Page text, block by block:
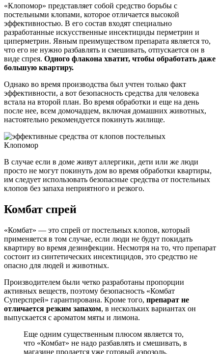
«Клопомор» представляет собой средство борьбы с
постельными клопами, которое отличается высокой
эффективностью. В его состав входят специально
разработанные искусственные инсектициды перметрин и
циперметрин. Явным преимуществом препарата является то,
что его не нужно разбавлять и смешивать, отпускается он в
виде спрея. Одного флакона хватит, чтобы обработать даже
большую квартиру.
Однако во время производства был учтен только факт
эффективности, а вот безопасность средства для человека
встала на второй план. Во время обработки и еще на день
после нее, всем домочадцем, включая домашних животных,
настоятельно рекомендуется покинуть жилище.
Клопомор
В случае если в доме живут аллергики, дети или же люди
просто не могут покинуть дом во время обработки квартиры,
им следует использовать безопасные средства от постельных
клопов без запаха неприятного и резкого.
Комбат спрей
«Комбат» — это спрей от постельных клопов, который
применяется в том случае, если люди не будут покидать
квартиру во время дезинфекции. Несмотря на то, что препарат
состоит из синтетических инсектицидов, это средство не
опасно для людей и животных.
Производителем были четко разработаны пропорции
активных веществ, поэтому безопасность «Комбат
Суперспрей» гарантирована. Кроме того, препарат не
отличается резким запахом, в нескольких вариантах он
выпускается с ароматом мяты и лимона.
Еще одним существенным плюсом является то,
что «Комбат» не надо разбавлять и смешивать, в
магазине продается уже готовый аэрозоль.